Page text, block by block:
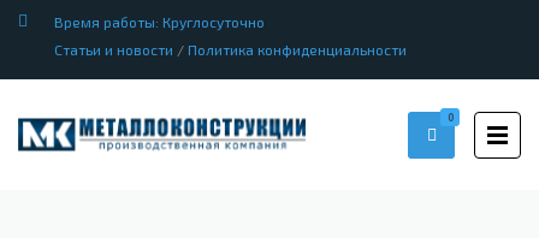
Время работы: Круглосуточно
Статьи и новости / Политика конфиденциальности
0